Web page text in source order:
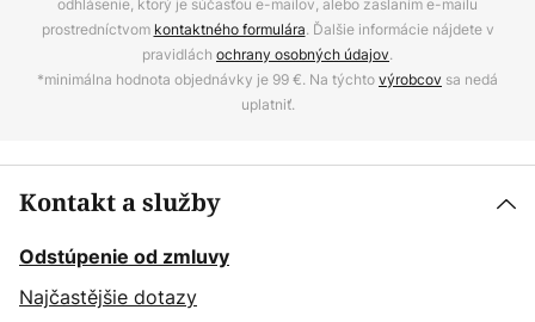
odhlásenie, ktorý je súčasťou e-mailov, alebo zaslaním e-mailu
prostredníctvom kontaktného formulára. Ďalšie informácie nájdete v
pravidlách ochrany osobných údajov.
*minimálna hodnota objednávky je 99 €. Na týchtovýrobcov sa nedá
uplatniť.
Kontakt a služby
Odstúpenie od zmluvy
Najčastějšie dotazy